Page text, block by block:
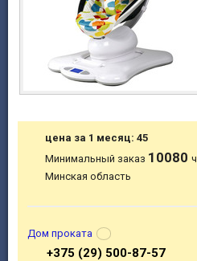
цена за 1 месяц: 45
Минимальный заказ 10080
Минская область
Дом проката
+375 (29) 500-87-57